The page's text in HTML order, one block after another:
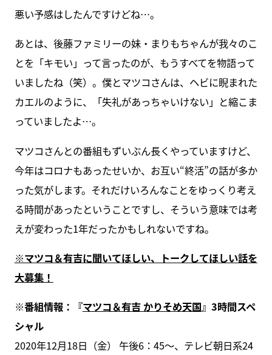
悪い予感はしたんですけどね…。
あとは、後藤ファミリーの妹・まりもちゃんが我々のこ
とを「キモい」って言ったのが、もうすべてを物語って
いましたね（笑）。僕とマツコさんは、ヘビに睨まれた
カエルのように、「失礼があっちゃいけない」と縮こま
っていましたよ…。
マツコさんとの番組もずいぶん長くやっていますけど、
今年はコロナもあったせいか、お互い“終活”の話が多か
った気がします。それだけいろんなことをゆっくり考え
る時間があったということですし、そういう意味では考
えが変わった1年だったかもしれないですね。
※マツコ＆有吉に聞いてほしい、トークしてほしい話を
大募集！
※番組情報：『マツコ＆有吉 かりそめ天国』3時間スペ
シャル
2020年12月18日（金） 午後6：45〜、テレビ朝日系24